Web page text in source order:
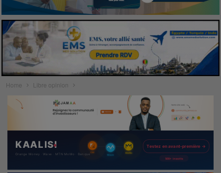
Home Libre opinion